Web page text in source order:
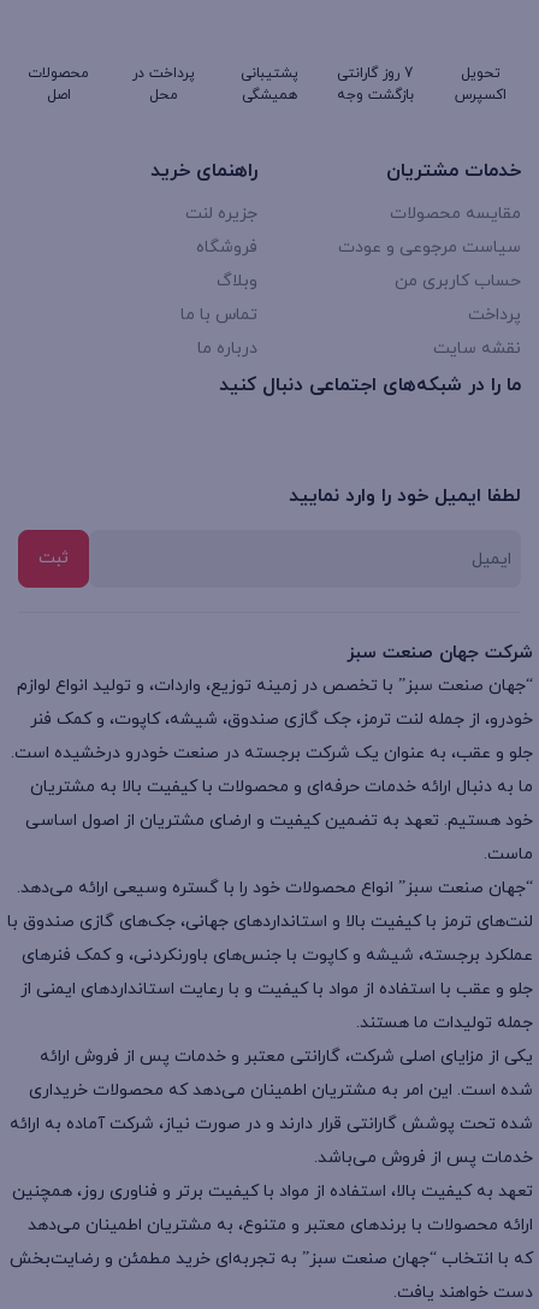
تحویل
اکسپرس
7 روز گارانتی
بازگشت وجه
پشتیبانی
همیشگی
پرداخت در
محل
محصولات
اصل
خدمات مشتریان
مقایسه محصولات
سیاست مرجوعی و عودت
حساب کاربری من
پرداخت
نقشه سایت
راهنمای خرید
جزیره لنت
فروشگاه
وبلاگ
تماس با ما
درباره ما
ما را در شبکه‌های اجتماعی دنبال کنید
لطفا ایمیل خود را وارد نمایید
شرکت جهان صنعت سبز
“جهان صنعت سبز” با تخصص در زمینه توزیع، واردات، و تولید انواع لوازم
خودرو، از جمله لنت ترمز، جک گازی صندوق، شیشه، کاپوت، و کمک فنر
جلو و عقب، به عنوان یک شرکت برجسته در صنعت خودرو درخشیده است.
ما به دنبال ارائه خدمات حرفه‌ای و محصولات با کیفیت بالا به مشتریان
خود هستیم. تعهد به تضمین کیفیت و ارضای مشتریان از اصول اساسی
ماست.
“جهان صنعت سبز” انواع محصولات خود را با گستره وسیعی ارائه می‌دهد.
لنت‌های ترمز با کیفیت بالا و استانداردهای جهانی، جک‌های گازی صندوق با
عملکرد برجسته، شیشه و کاپوت با جنس‌های باورنکردنی، و کمک فنرهای
جلو و عقب با استفاده از مواد با کیفیت و با رعایت استانداردهای ایمنی از
جمله تولیدات ما هستند.
یکی از مزایای اصلی شرکت، گارانتی معتبر و خدمات پس از فروش ارائه
شده است. این امر به مشتریان اطمینان می‌دهد که محصولات خریداری
شده تحت پوشش گارانتی قرار دارند و در صورت نیاز، شرکت آماده به ارائه
خدمات پس از فروش می‌باشد.
تعهد به کیفیت بالا، استفاده از مواد با کیفیت برتر و فناوری روز، همچنین
ارائه محصولات با برندهای معتبر و متنوع، به مشتریان اطمینان می‌دهد
که با انتخاب “جهان صنعت سبز” به تجربه‌ای خرید مطمئن و رضایت‌بخش
دست خواهند یافت.